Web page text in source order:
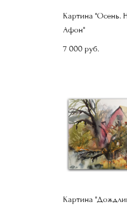
Картина "Осень.
Афон"
7 000 pуб.
Картина